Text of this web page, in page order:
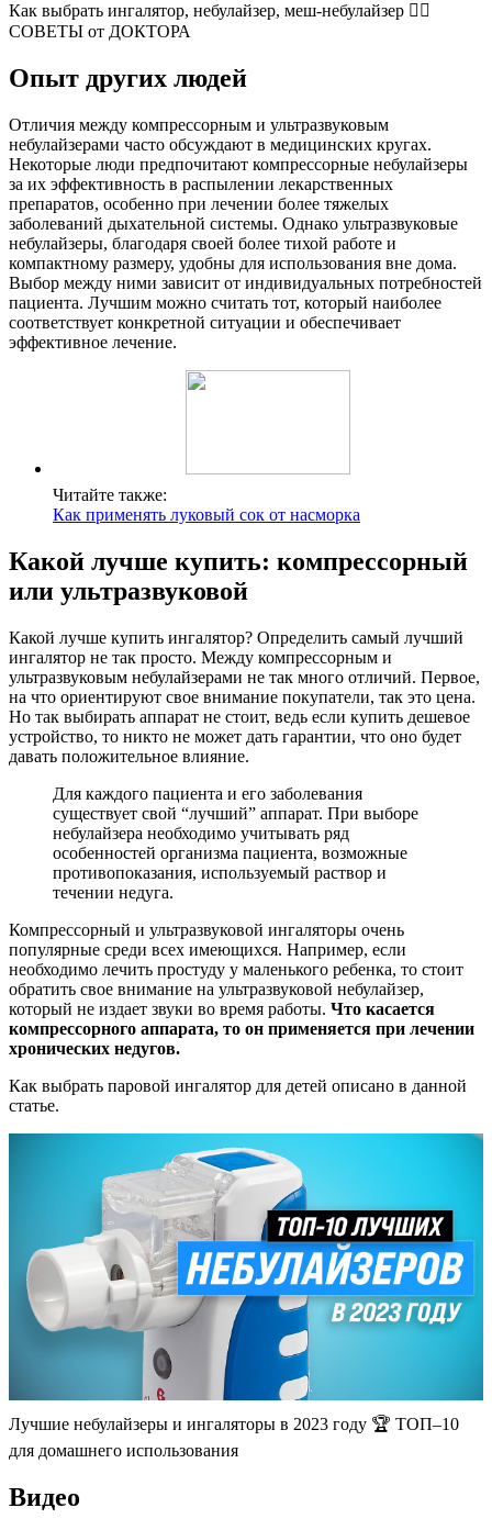
Как выбрать ингалятор, небулайзер, меш-небулайзер 👨‍⚕️
СОВЕТЫ от ДОКТОРА
Опыт других людей
Отличия между компрессорным и ультразвуковым
небулайзерами часто обсуждают в медицинских кругах.
Некоторые люди предпочитают компрессорные небулайзеры
за их эффективность в распылении лекарственных
препаратов, особенно при лечении более тяжелых
заболеваний дыхательной системы. Однако ультразвуковые
небулайзеры, благодаря своей более тихой работе и
компактному размеру, удобны для использования вне дома.
Выбор между ними зависит от индивидуальных потребностей
пациента. Лучшим можно считать тот, который наиболее
соответствует конкретной ситуации и обеспечивает
эффективное лечение.
Читайте также:
Как применять луковый сок от насморка
Какой лучше купить: компрессорный
или ультразвуковой
Какой лучше купить ингалятор? Определить самый лучший
ингалятор не так просто. Между компрессорным и
ультразвуковым небулайзерами не так много отличий. Первое,
на что ориентируют свое внимание покупатели, так это цена.
Но так выбирать аппарат не стоит, ведь если купить дешевое
устройство, то никто не может дать гарантии, что оно будет
давать положительное влияние.
Для каждого пациента и его заболевания
существует свой “лучший” аппарат. При выборе
небулайзера необходимо учитывать ряд
особенностей организма пациента, возможные
противопоказания, используемый раствор и
течении недуга.
Компрессорный и ультразвуковой ингаляторы очень
популярные среди всех имеющихся. Например, если
необходимо лечить простуду у маленького ребенка, то стоит
обратить свое внимание на ультразвуковой небулайзер,
который не издает звуки во время работы. Что касается
компрессорного аппарата, то он применяется при лечении
хронических недугов.
Как выбрать паровой ингалятор для детей описано в данной
статье.
Лучшие небулайзеры и ингаляторы в 2023 году 🏆 ТОП–10
для домашнего использования
Видео